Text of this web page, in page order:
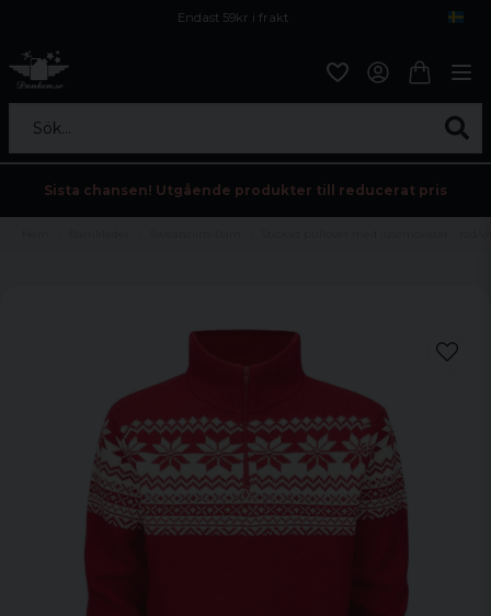
Endast 59kr i frakt
Sök...
Sista chansen! Utgående produkter till reducerat pris